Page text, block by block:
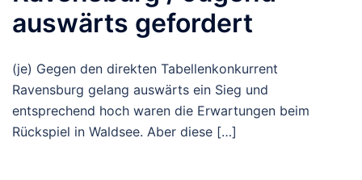
auswärts gefordert
(je) Gegen den direkten Tabellenkonkurrent
Ravensburg gelang auswärts ein Sieg und
entsprechend hoch waren die Erwartungen beim
Rückspiel in Waldsee. Aber diese […]